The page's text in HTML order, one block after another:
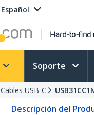
Español
Soporte
Cables USB-C
Descripción del